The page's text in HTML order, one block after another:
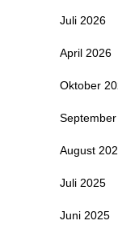
Juli 2026
April 2026
Oktober
August
Juli 2025
Juni 2025